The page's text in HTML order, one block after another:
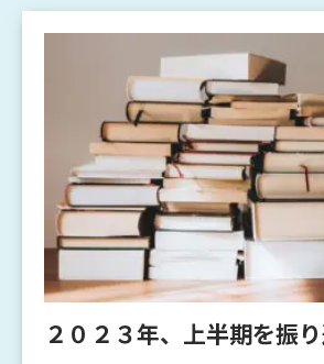
２０２３年、上半期を振